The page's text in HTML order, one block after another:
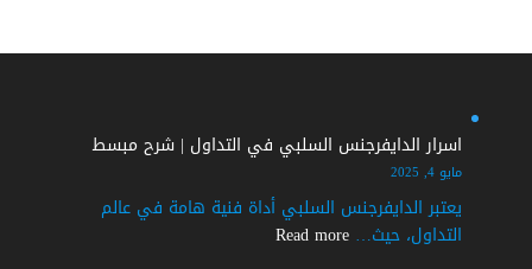
اسرار الدايفرجنس السلبي في التداول | شرح مبسط
مايو 4, 2025
يعتبر الدايفرجنس السلبي أداة فنية هامة في عالم
التداول، حيث… Read more
: